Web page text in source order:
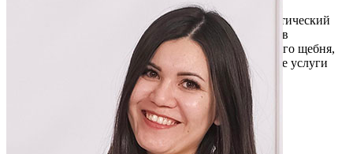
Работа в сфере туризма,а именно построили туристический
парк по древнему Башкирскому эпосу Урал-Батыр в
Абзелиловском районе. Производство фракционного щебня,
бетона и железобетонных изделий. Предоставление услуги
спецтехники. Строительство зданий, домов, дорог.
Строительство линий оптической связи.